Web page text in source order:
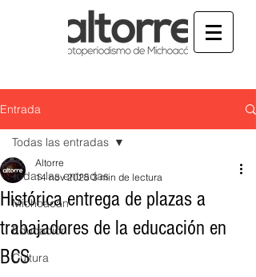
Entrada
Todas las entradas
Michoacán
Educación
Cultura
Todas las entradas
Histórica entrega de plazas a
trabajadores de la educación en
BCS
Altorre
14 nov 2025 3 min de lectura